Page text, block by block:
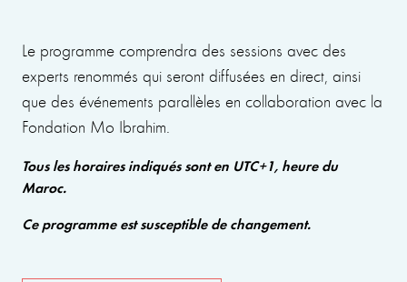
Le programme comprendra des sessions avec des
experts renommés qui seront diffusées en direct, ainsi
que des événements parallèles en collaboration avec la
Fondation Mo Ibrahim.
Tous les horaires indiqués sont en UTC+1, heure du
Maroc.
Ce programme est susceptible de changement.